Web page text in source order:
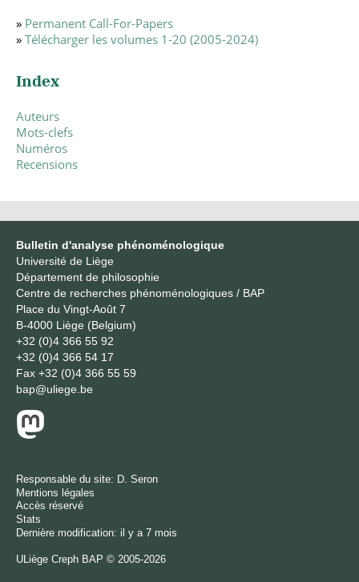
» Permanent Call-For-Papers
» Télécharger les volumes 1-20 (2005-2024)
Index
Auteurs
Mots-clefs
Numéros
Recensions
Bulletin d'analyse phénoménologique
Université de Liège
Département de philosophie
Centre de recherches phénoménologiques / BAP
Place du Vingt-Août 7
B-4000 Liège (Belgium)
+32 (0)4 366 55 92
+32 (0)4 366 54 17
Fax +32 (0)4 366 55 59
bap@uliege.be
Responsable du site: D. Seron
Mentions légales
Accès réservé
Stats
Dernière modification: il y a 7 mois
ULiège Creph BAP © 2005-2026